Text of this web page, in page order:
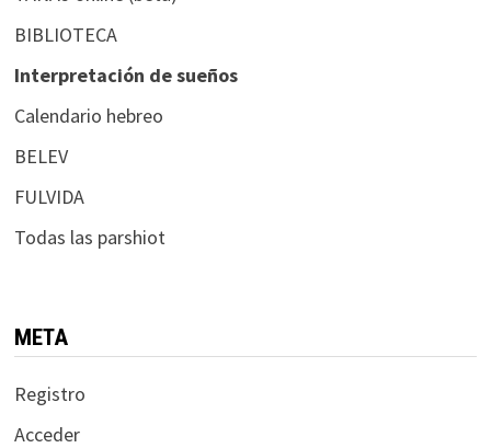
BIBLIOTECA
Interpretación de sueños
Calendario hebreo
BELEV
FULVIDA
Todas las parshiot
META
Registro
Acceder